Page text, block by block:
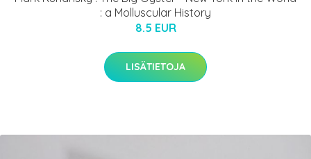
: a Molluscular History
8.5 EUR
LISÄTIETOJA